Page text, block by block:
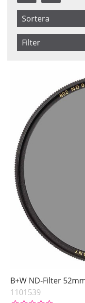
Sortera
Filter
Ej i lager
B+W ND-Filter
1101539